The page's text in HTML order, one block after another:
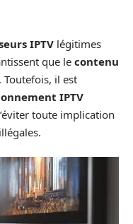
IPTV légitimes
que le contenu
Toutefois, il est
IPTV
toute implication